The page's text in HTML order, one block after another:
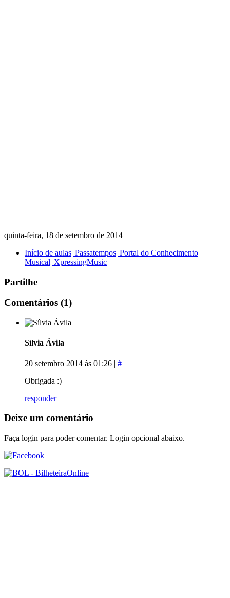
quinta-feira, 18 de setembro de 2014
Início de aulas Passatempos Portal do Conhecimento
Musical XpressingMusic
Partilhe
Comentários (1)
Sílvia Ávila
20 setembro 2014 às 01:26 | #
Obrigada :)
responder
Deixe um comentário
Faça login para poder comentar. Login opcional abaixo.